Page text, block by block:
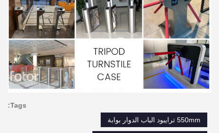
Tags:
550mm ترايبود الباب الدوار بوابة